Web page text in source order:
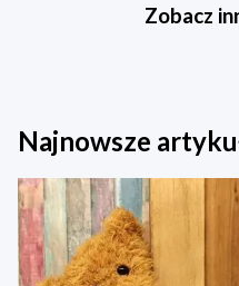
Zobacz
Najnowsze